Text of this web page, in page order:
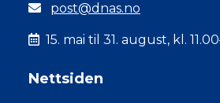
post@dnas.no
15. mai til 31. august, kl.
Nettsiden